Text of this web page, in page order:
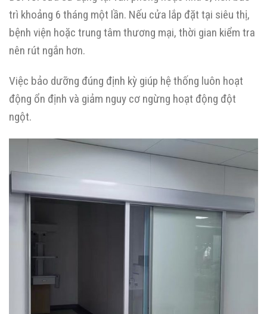
trì khoảng 6 tháng một lần. Nếu cửa lắp đặt tại siêu thị,
bệnh viện hoặc trung tâm thương mại, thời gian kiểm tra
nên rút ngắn hơn.
Việc bảo dưỡng đúng định kỳ giúp hệ thống luôn hoạt
động ổn định và giảm nguy cơ ngừng hoạt động đột
ngột.